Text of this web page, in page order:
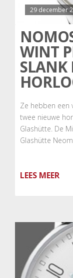
29 december
WINT
Ze hebben een
twee nieuwe
Glashütte. De
Glashütte
LEES MEER